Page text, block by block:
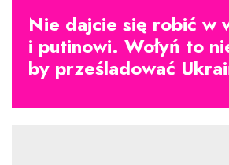
Nie dajcie się robić w
i putinowi. Wołyń to
by prześladować